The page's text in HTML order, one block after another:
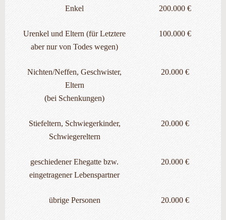
Enkel 200.000 €
Urenkel und Eltern (für Letztere
aber nur von Todes wegen)
100.000 €
Nichten/Neffen, Geschwister,
Eltern
(bei Schenkungen)
20.000 €
Stiefeltern, Schwiegerkinder,
Schwiegereltern
20.000 €
geschiedener Ehegatte bzw.
eingetragener Lebenspartner
20.000 €
übrige Personen 20.000 €